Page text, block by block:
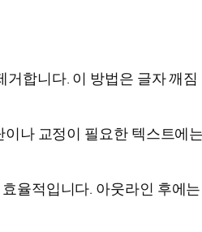
합니다. 이 방법은 글자 깨
나 교정이 필요한 텍스트에
율적입니다. 아웃라인 후에